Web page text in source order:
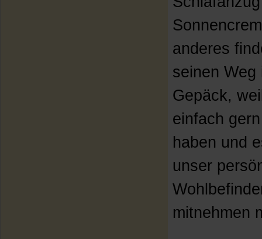
anderes
seinen Weg
Gepäck,
einfach
haben und
unser
mitnehmen